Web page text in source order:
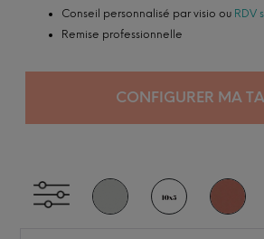
Conseil personnalisé par visio ou RDV
Remise professionnelle
CONFIGURER MA